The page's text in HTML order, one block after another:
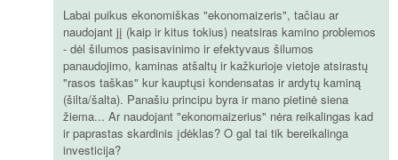
Labai puikus ekonomiškas "ekonomaizeris", tačiau ar
naudojant jį (kaip ir kitus tokius) neatsiras kamino problemos
- dėl šilumos pasisavinimo ir efektyvaus šilumos
panaudojimo, kaminas atšaltų ir kažkurioje vietoje atsirastų
"rasos taškas" kur kauptųsi kondensatas ir ardytų kaminą
(šilta/šalta). Panašiu principu byra ir mano pietinė siena
žiema... Ar naudojant "ekonomaizerius" nėra reikalingas kad
ir paprastas skardinis įdėklas? O gal tai tik bereikalinga
investicija?